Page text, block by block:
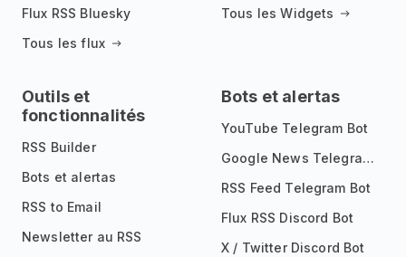
Flux RSS Bluesky
Tous les flux
Tous les Widgets
Outils et
fonctionnalités
RSS Builder
Bots et alertas
RSS to Email
Newsletter au RSS
Bots et alertas
YouTube Telegram Bot
Google News Telegram Bot
RSS Feed Telegram Bot
Flux RSS Discord Bot
X / Twitter Discord Bot